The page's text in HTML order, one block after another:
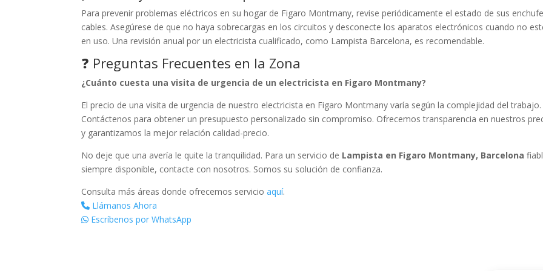
Para prevenir problemas eléctricos en su hogar de Figaro Montmany, revise periódicamente el estado de sus
cables. Asegúrese de que no haya sobrecargas en los circuitos y desconecte los aparatos electrónicos cuando no
en uso. Una revisión anual por un electricista cualificado, como Lampista Barcelona, es recomendable.
❓ Preguntas Frecuentes en la Zona
¿Cuánto cuesta una visita de urgencia de un electricista en Figaro Montmany?
El precio de una visita de urgencia de nuestro electricista en Figaro Montmany varía según la complejidad del trabajo.
Contáctenos para obtener un presupuesto personalizado sin compromiso. Ofrecemos transparencia en nuestros
y garantizamos la mejor relación calidad-precio.
No deje que una avería le quite la tranquilidad. Para un servicio de Lampista en Figaro Montmany, Barcelona
siempre disponible, contacte con nosotros. Somos su solución de confianza.
Consulta más áreas donde ofrecemos servicioaquí.
Llámanos Ahora
Escríbenos por WhatsApp